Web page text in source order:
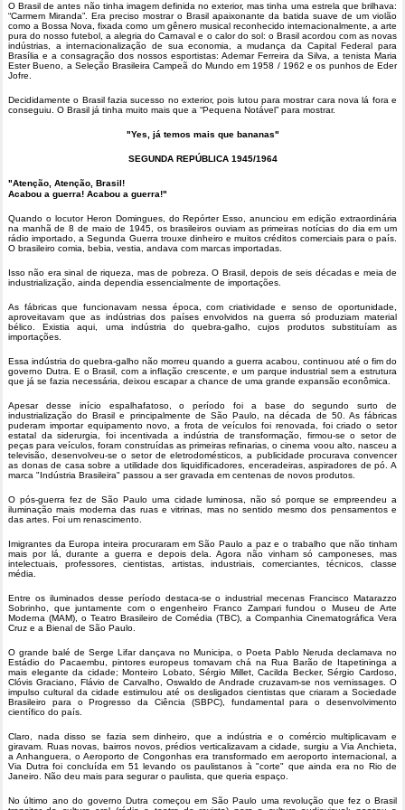
O Brasil de antes não tinha imagem definida no exterior, mas tinha uma estrela que brilhava:
“Carmem Miranda”. Era preciso mostrar o Brasil apaixonante da batida suave de um violão
como a Bossa Nova, fixada como um gênero musical reconhecido internacionalmente, a arte
pura do nosso futebol, a alegria do Carnaval e o calor do sol: o Brasil acordou com as novas
indústrias, a internacionalização de sua economia, a mudança da Capital Federal para
Brasília e a consagração dos nossos esportistas: Ademar Ferreira da Silva, a tenista Maria
Ester Bueno, a Seleção Brasileira Campeã do Mundo em 1958 / 1962 e os punhos de Eder
Jofre.
Decididamente o Brasil fazia sucesso no exterior, pois lutou para mostrar cara nova lá fora e
conseguiu. O Brasil já tinha muito mais que a “Pequena Notável” para mostrar.
"Yes, já temos mais que bananas"
SEGUNDA REPÚBLICA 1945/1964
"Atenção, Atenção, Brasil!
Acabou a guerra! Acabou a guerra!"
Quando o locutor Heron Domingues, do Repórter Esso, anunciou em edição extraordinária
na manhã de 8 de maio de 1945, os brasileiros ouviam as primeiras notícias do dia em um
rádio importado, a Segunda Guerra trouxe dinheiro e muitos créditos comerciais para o país.
O brasileiro comia, bebia, vestia, andava com marcas importadas.
Isso não era sinal de riqueza, mas de pobreza. O Brasil, depois de seis décadas e meia de
industrialização, ainda dependia essencialmente de importações.
As fábricas que funcionavam nessa época, com criatividade e senso de oportunidade,
aproveitavam que as indústrias dos países envolvidos na guerra só produziam material
bélico. Existia aqui, uma indústria do quebra-galho, cujos produtos substituíam as
importações.
Essa indústria do quebra-galho não morreu quando a guerra acabou, continuou até o fim do
governo Dutra. E o Brasil, com a inflação crescente, e um parque industrial sem a estrutura
que já se fazia necessária, deixou escapar a chance de uma grande expansão econômica.
Apesar desse início espalhafatoso, o período foi a base do segundo surto de
industrialização do Brasil e principalmente de São Paulo, na década de 50. As fábricas
puderam importar equipamento novo, a frota de veículos foi renovada, foi criado o setor
estatal da siderurgia, foi incentivada a indústria de transformação, firmou-se o setor de
peças para veículos, foram construídas as primeiras refinarias, o cinema voou alto, nasceu a
televisão, desenvolveu-se o setor de eletrodomésticos, a publicidade procurava convencer
as donas de casa sobre a utilidade dos liquidificadores, enceradeiras, aspiradores de pó. A
marca "Indústria Brasileira" passou a ser gravada em centenas de novos produtos.
O pós-guerra fez de São Paulo uma cidade luminosa, não só porque se empreendeu a
iluminação mais moderna das ruas e vitrinas, mas no sentido mesmo dos pensamentos e
das artes. Foi um renascimento.
Imigrantes da Europa inteira procuraram em São Paulo a paz e o trabalho que não tinham
mais por lá, durante a guerra e depois dela. Agora não vinham só camponeses, mas
intelectuais, professores, cientistas, artistas, industriais, comerciantes, técnicos, classe
média.
Entre os iluminados desse período destaca-se o industrial mecenas Francisco Matarazzo
Sobrinho, que juntamente com o engenheiro Franco Zampari fundou o Museu de Arte
Moderna (MAM), o Teatro Brasileiro de Comédia (TBC), a Companhia Cinematográfica Vera
Cruz e a Bienal de São Paulo.
O grande balé de Serge Lifar dançava no Municipa, o Poeta Pablo Neruda declamava no
Estádio do Pacaembu, pintores europeus tomavam chá na Rua Barão de Itapetininga a
mais elegante da cidade; Monteiro Lobato, Sérgio Millet, Cacilda Becker, Sérgio Cardoso,
Clóvis Graciano, Flávio de Carvalho, Oswaldo de Andrade cruzavam-se nos vernissages. O
impulso cultural da cidade estimulou até os desligados cientistas que criaram a Sociedade
Brasileiro para o Progresso da Ciência (SBPC), fundamental para o desenvolvimento
científico do país.
Claro, nada disso se fazia sem dinheiro, que a indústria e o comércio multiplicavam e
giravam. Ruas novas, bairros novos, prédios verticalizavam a cidade, surgiu a Via Anchieta,
a Anhanguera, o Aeroporto de Congonhas era transformado em aeroporto internacional, a
Via Dutra foi concluída em 51 levando os paulistanos à "corte" que ainda era no Rio de
Janeiro. Não deu mais para segurar o paulista, que queria espaço.
No último ano do governo Dutra começou em São Paulo uma revolução que fez o Brasil